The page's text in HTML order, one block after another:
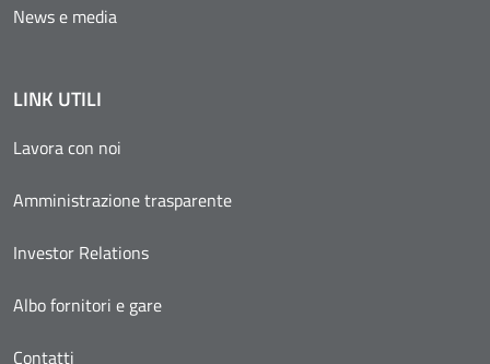
News e media
LINK UTILI
Lavora con noi
Amministrazione trasparente
Investor Relations
Albo fornitori e gare
Contatti